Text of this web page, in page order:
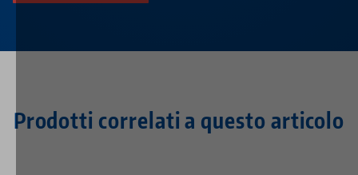
Prodotti correlati a questo articolo